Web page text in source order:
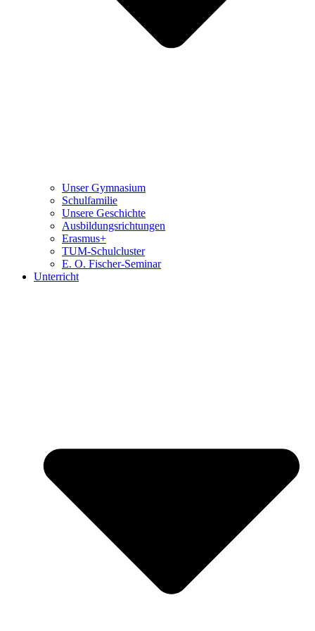
Unser Gymnasium
Schulfamilie
Unsere Geschichte
Ausbildungsrichtungen
Erasmus+
TUM-Schulcluster
E. O. Fischer-Seminar
Unterricht